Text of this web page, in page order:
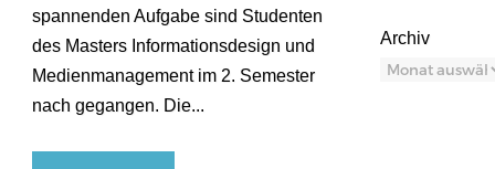
spannenden Aufgabe sind Studenten
des Masters Informationsdesign und
Medienmanagement im 2. Semester
nach gegangen. Die...
Archiv